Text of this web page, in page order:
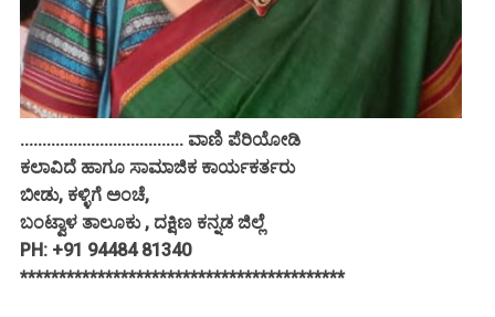
..................................... ವಾಣಿ ಪೆರಿಯೋಡಿ
ಕಲಾವಿದೆ ಹಾಗೂ ಸಾಮಾಜಿಕ ಕಾರ್ಯಕರ್ತರು
ಬೀಡು, ಕಳ್ಳಿಗೆ ಅಂಚೆ,
ಬಂಟ್ವಾಳ ತಾಲೂಕು , ದಕ್ಷಿಣ ಕನ್ನಡ ಜಿಲ್ಲೆ
PH: +91 94484 81340
******************************************